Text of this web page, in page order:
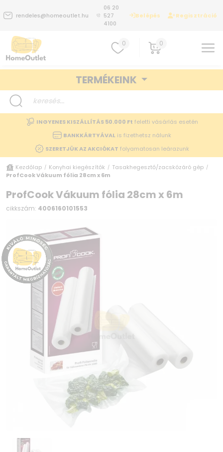
rendeles@homeoutlet.hu
06 20
527
4100
Belépés Regisztráció
0 0
TERMÉKEINK
INGYENES KISZÁLLÍTÁS 50.000 Ft feletti vásárlás esetén
BANKKÁRTYÁVALis fizethetsz nálunk
SZERETJÜK AZ AKCIÓKAT folyamatosan leárazunk
Kezdőlap / Konyhai kiegészítők / Tasakhegesztő/zacskózáró gép /
ProfCook Vákuum fólia 28cm x 6m
ProfCook Vákuum fólia 28cm x 6m
cikkszám: 4006160101553